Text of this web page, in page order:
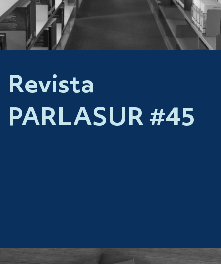
Revista
PARLASUR #45